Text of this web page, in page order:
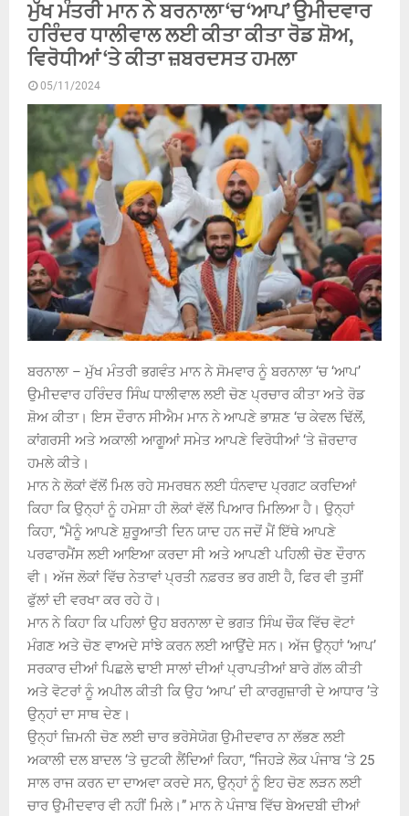
ਮੁੱਖ ਮੰਤਰੀ ਮਾਨ ਨੇ ਬਰਨਾਲਾ ‘ਚ ‘ਆਪ’ ਉਮੀਦਵਾਰ
ਹਰਿੰਦਰ ਧਾਲੀਵਾਲ ਲਈ ਕੀਤਾ ਕੀਤਾ ਰੋਡ ਸ਼ੋਅ,
ਵਿਰੋਧੀਆਂ ‘ਤੇ ਕੀਤਾ ਜ਼ਬਰਦਸਤ ਹਮਲਾ
05/11/2024
ਬਰਨਾਲਾ – ਮੁੱਖ ਮੰਤਰੀ ਭਗਵੰਤ ਮਾਨ ਨੇ ਸੋਮਵਾਰ ਨੂੰ ਬਰਨਾਲਾ ‘ਚ ‘ਆਪ’
ਉਮੀਦਵਾਰ ਹਰਿੰਦਰ ਸਿੰਘ ਧਾਲੀਵਾਲ ਲਈ ਚੋਣ ਪ੍ਰਚਾਰ ਕੀਤਾ ਅਤੇ ਰੋਡ
ਸ਼ੋਅ ਕੀਤਾ। ਇਸ ਦੌਰਾਨ ਸੀਐਮ ਮਾਨ ਨੇ ਆਪਣੇ ਭਾਸ਼ਣ ‘ਚ ਕੇਵਲ ਢਿੱਲੋਂ,
ਕਾਂਗਰਸੀ ਅਤੇ ਅਕਾਲੀ ਆਗੂਆਂ ਸਮੇਤ ਆਪਣੇ ਵਿਰੋਧੀਆਂ ‘ਤੇ ਜ਼ੋਰਦਾਰ
ਹਮਲੇ ਕੀਤੇ।
ਮਾਨ ਨੇ ਲੋਕਾਂ ਵੱਲੋਂ ਮਿਲ ਰਹੇ ਸਮਰਥਨ ਲਈ ਧੰਨਵਾਦ ਪ੍ਰਗਟ ਕਰਦਿਆਂ
ਕਿਹਾ ਕਿ ਉਨ੍ਹਾਂ ਨੂੰ ਹਮੇਸ਼ਾ ਹੀ ਲੋਕਾਂ ਵੱਲੋਂ ਪਿਆਰ ਮਿਲਿਆ ਹੈ। ਉਨ੍ਹਾਂ
ਕਿਹਾ, “ਮੈਨੂੰ ਆਪਣੇ ਸ਼ੁਰੂਆਤੀ ਦਿਨ ਯਾਦ ਹਨ ਜਦੋਂ ਮੈਂ ਇੱਥੇ ਆਪਣੇ
ਪਰਫਾਰਮੈਂਸ ਲਈ ਆਇਆ ਕਰਦਾ ਸੀ ਅਤੇ ਆਪਣੀ ਪਹਿਲੀ ਚੋਣ ਦੌਰਾਨ
ਵੀ। ਅੱਜ ਲੋਕਾਂ ਵਿੱਚ ਨੇਤਾਵਾਂ ਪ੍ਰਤੀ ਨਫ਼ਰਤ ਭਰ ਗਈ ਹੈ, ਫਿਰ ਵੀ ਤੁਸੀਂ
ਫੁੱਲਾਂ ਦੀ ਵਰਖਾ ਕਰ ਰਹੇ ਹੋ।
ਮਾਨ ਨੇ ਕਿਹਾ ਕਿ ਪਹਿਲਾਂ ਉਹ ਬਰਨਾਲਾ ਦੇ ਭਗਤ ਸਿੰਘ ਚੌਕ ਵਿੱਚ ਵੋਟਾਂ
ਮੰਗਣ ਅਤੇ ਚੋਣ ਵਾਅਦੇ ਸਾਂਝੇ ਕਰਨ ਲਈ ਆਉਂਦੇ ਸਨ। ਅੱਜ ਉਨ੍ਹਾਂ ‘ਆਪ’
ਸਰਕਾਰ ਦੀਆਂ ਪਿਛਲੇ ਢਾਈ ਸਾਲਾਂ ਦੀਆਂ ਪ੍ਰਾਪਤੀਆਂ ਬਾਰੇ ਗੱਲ ਕੀਤੀ
ਅਤੇ ਵੋਟਰਾਂ ਨੂੰ ਅਪੀਲ ਕੀਤੀ ਕਿ ਉਹ ‘ਆਪ’ ਦੀ ਕਾਰਗੁਜ਼ਾਰੀ ਦੇ ਆਧਾਰ ’ਤੇ
ਉਨ੍ਹਾਂ ਦਾ ਸਾਥ ਦੇਣ।
ਉਨ੍ਹਾਂ ਜ਼ਿਮਨੀ ਚੋਣ ਲਈ ਚਾਰ ਭਰੋਸੇਯੋਗ ਉਮੀਦਵਾਰ ਨਾ ਲੱਭਣ ਲਈ
ਅਕਾਲੀ ਦਲ ਬਾਦਲ ‘ਤੇ ਚੁਟਕੀ ਲੈਂਦਿਆਂ ਕਿਹਾ, “ਜਿਹੜੇ ਲੋਕ ਪੰਜਾਬ ‘ਤੇ 25
ਸਾਲ ਰਾਜ ਕਰਨ ਦਾ ਦਾਅਵਾ ਕਰਦੇ ਸਨ, ਉਨ੍ਹਾਂ ਨੂੰ ਇਹ ਚੋਣ ਲੜਨ ਲਈ
ਚਾਰ ਉਮੀਦਵਾਰ ਵੀ ਨਹੀਂ ਮਿਲੇ।” ਮਾਨ ਨੇ ਪੰਜਾਬ ਵਿੱਚ ਬੇਅਦਬੀ ਦੀਆਂ